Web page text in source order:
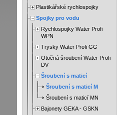
Plastikářské rychlospojky
Spojky pro vodu
Rychlospojky Water Profi
WPN
Trysky Water Profi GG
Otočná šroubení Water Profi
DV
Šroubení s maticí
Šroubení s maticí M
Šroubení s maticí MN
Bajonety GEKA - GSKN